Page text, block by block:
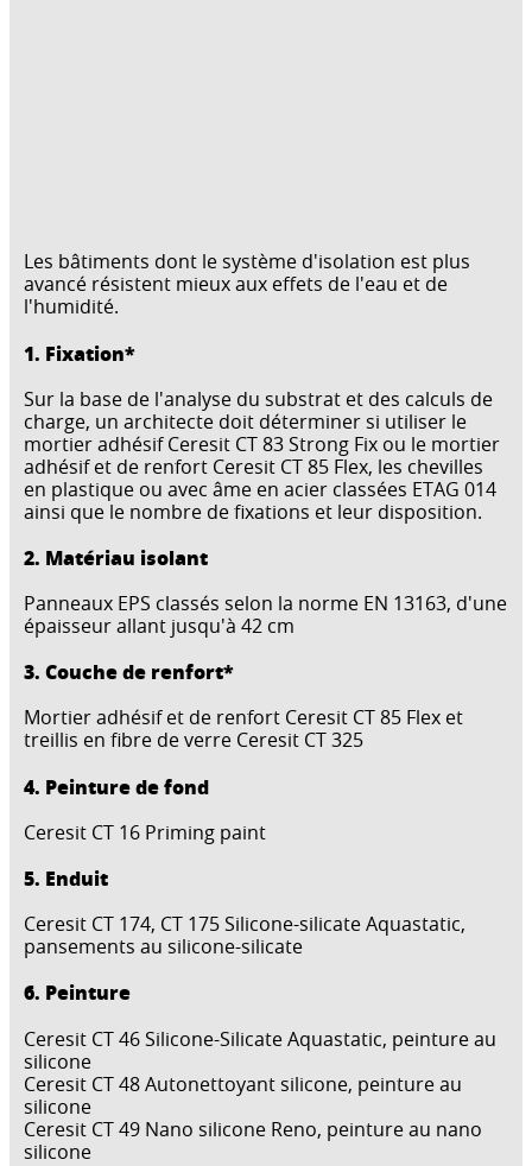
Les bâtiments dont le système d'isolation est plus
avancé résistent mieux aux effets de l'eau et de
l'humidité.
1. Fixation*
Sur la base de l'analyse du substrat et des calculs de
charge, un architecte doit déterminer si utiliser le
mortier adhésif Ceresit CT 83 Strong Fix ou le mortier
adhésif et de renfort Ceresit CT 85 Flex, les chevilles
en plastique ou avec âme en acier classées ETAG 014
ainsi que le nombre de fixations et leur disposition.
2. Matériau isolant
Panneaux EPS classés selon la norme EN 13163, d'une
épaisseur allant jusqu'à 42 cm
3. Couche de renfort*
Mortier adhésif et de renfort Ceresit CT 85 Flex et
treillis en fibre de verre Ceresit CT 325
4. Peinture de fond
Ceresit CT 16 Priming paint
5. Enduit
Ceresit CT 174, CT 175 Silicone-silicate Aquastatic,
pansements au silicone-silicate
6. Peinture
Ceresit CT 46 Silicone-Silicate Aquastatic, peinture au
silicone
Ceresit CT 48 Autonettoyant silicone, peinture au
silicone
Ceresit CT 49 Nano silicone Reno, peinture au nano
silicone